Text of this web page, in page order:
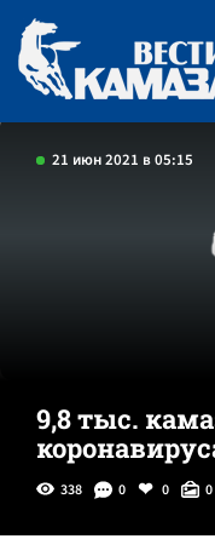
21 июн 2021 в 05:15
9,8 тыс.
338 0 0 0